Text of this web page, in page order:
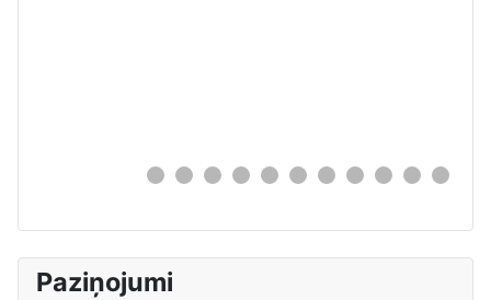
Paziņojumi